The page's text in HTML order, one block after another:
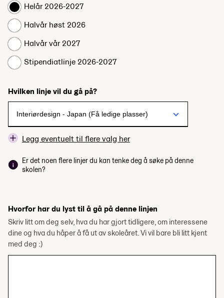
Helår 2026-2027
Halvår høst 2026
Halvår vår 2027
Stipendiatlinje 2026-2027
Hvilken linje vil du gå på?
Legg eventuelt til flere valg her
Er det noen flere linjer du kan tenke deg å søke på denne
skolen?
Hvorfor har du lyst til å gå på denne linjen
Skriv litt om deg selv, hva du har gjort tidligere, om interessene
dine og hva du håper å få ut av skoleåret. Vi vil bare bli litt kjent
med deg :)